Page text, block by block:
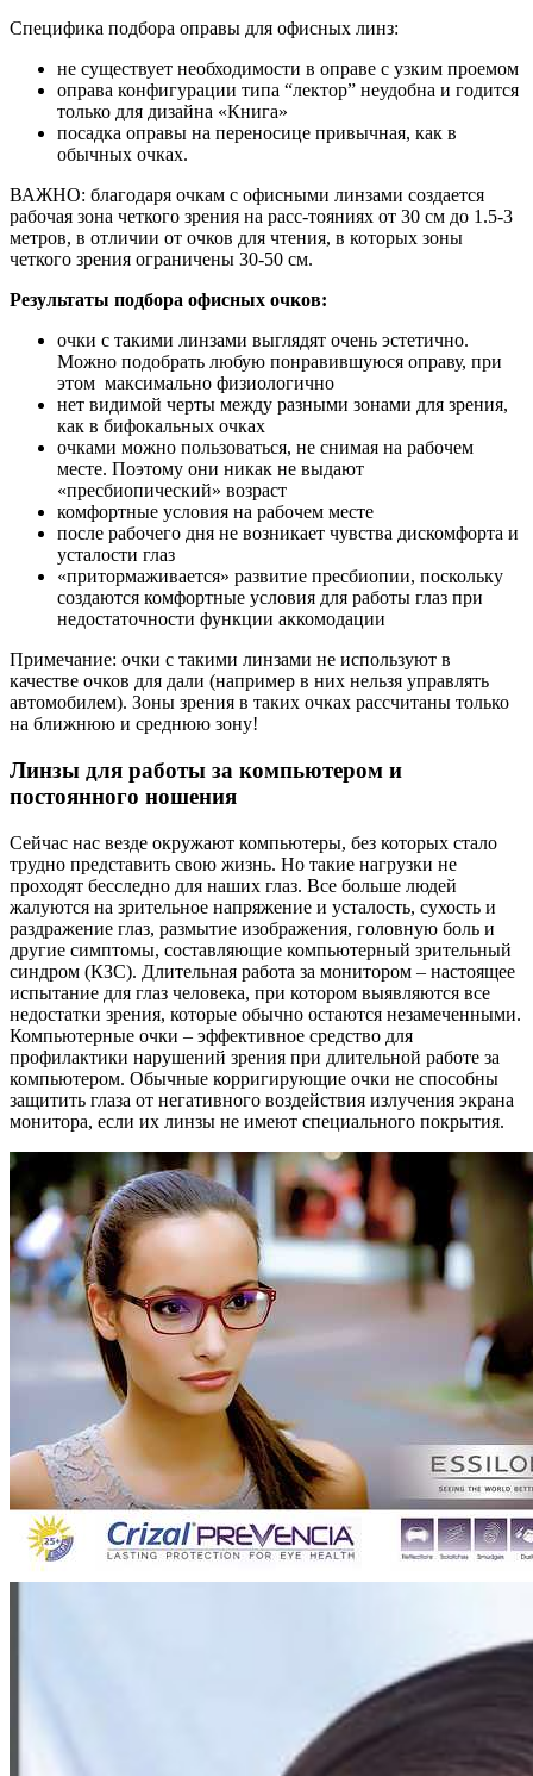
Специфика подбора оправы для офисных линз:
не существует необходимости в оправе с узким проемом
оправа конфигурации типа “лектор” неудобна и годится
только для дизайна «Книга»
посадка оправы на переносице привычная, как в
обычных очках.
ВАЖНО: благодаря очкам с офисными линзами создается
рабочая зона четкого зрения на расс-тояниях от 30 см до 1.5-3
метров, в отличии от очков для чтения, в которых зоны
четкого зрения ограничены 30-50 см.
Результаты подбора офисных очков:
очки с такими линзами выглядят очень эстетично.
Можно подобрать любую понравившуюся оправу, при
этом максимально физиологично
нет видимой черты между разными зонами для зрения,
как в бифокальных очках
очками можно пользоваться, не снимая на рабочем
месте. Поэтому они никак не выдают
«пресбиопический» возраст
комфортные условия на рабочем месте
после рабочего дня не возникает чувства дискомфорта и
усталости глаз
«притормаживается» развитие пресбиопии, поскольку
создаются комфортные условия для работы глаз при
недостаточности функции аккомодации
Примечание: очки с такими линзами не используют в
качестве очков для дали (например в них нельзя управлять
автомобилем). Зоны зрения в таких очках рассчитаны только
на ближнюю и среднюю зону!
Линзы для работы за компьютером и
постоянного ношения
Сейчас нас везде окружают компьютеры, без которых стало
трудно представить свою жизнь. Но такие нагрузки не
проходят бесследно для наших глаз. Все больше людей
жалуются на зрительное напряжение и усталость, сухость и
раздражение глаз, размытие изображения, головную боль и
другие симптомы, составляющие компьютерный зрительный
синдром (КЗС). Длительная работа за монитором – настоящее
испытание для глаз человека, при котором выявляются все
недостатки зрения, которые обычно остаются незамеченными.
Компьютерные очки – эффективное средство для
профилактики нарушений зрения при длительной работе за
компьютером. Обычные корригирующие очки не способны
защитить глаза от негативного воздействия излучения экрана
монитора, если их линзы не имеют специального покрытия.